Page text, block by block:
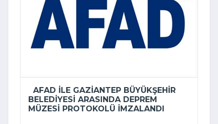
AFAD ILE GAZIANTEP BÜYÜKŞEHIR
BELEDIYESI ARASINDA DEPREM
MÜZESI PROTOKOLÜ IMZALANDI